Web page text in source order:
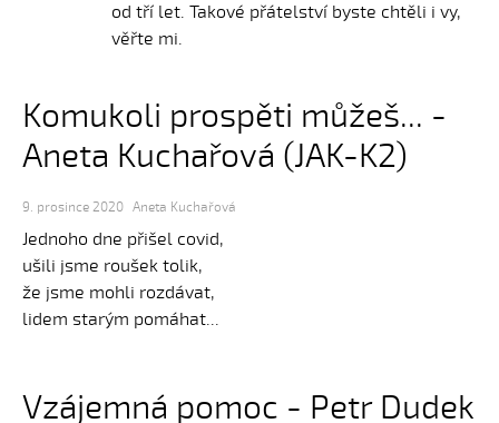
od tří let. Takové přátelství byste chtěli i vy,
věřte mi.
Komukoli prospěti můžeš... -
Aneta Kuchařová (JAK-K2)
9. prosince 2020 Aneta Kuchařová
Jednoho dne přišel covid,
ušili jsme roušek tolik,
že jsme mohli rozdávat,
lidem starým pomáhat...
Vzájemná pomoc - Petr Dudek